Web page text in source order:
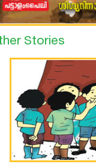
Stories